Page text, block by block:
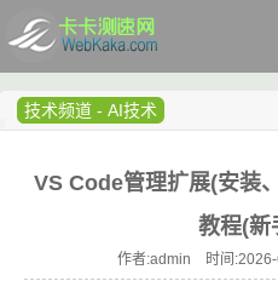
技术频道 - AI技术
VS Code管理扩展(安装
教程(新
作者:admin 时间